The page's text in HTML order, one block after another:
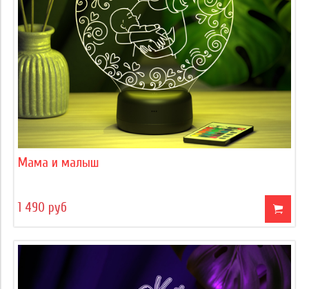
Мама и малыш
1 490 руб